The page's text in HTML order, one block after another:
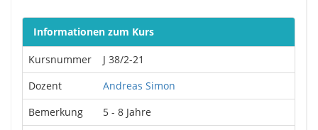
Informationen zum Kurs
Kursnummer
J 38/2-21
Dozent
Andreas Simon
Bemerkung
5 - 8 Jahre